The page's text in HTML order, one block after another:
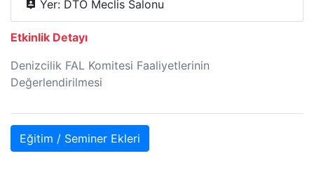
Yer: DTO Meclis Salonu
Etkinlik Detayı
Denizcilik FAL Komitesi Faaliyetlerinin
Değerlendirilmesi
Eğitim / Seminer Ekleri